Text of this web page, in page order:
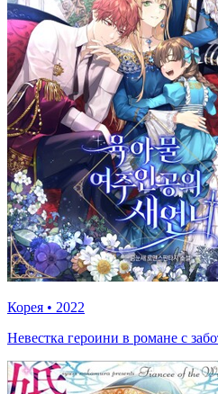
Корея • 2022
Невестка героини в романе с